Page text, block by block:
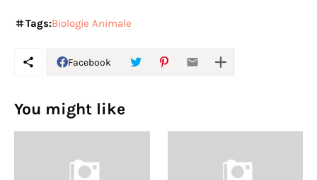
Tags:Biologie Animale
Facebook
You might like